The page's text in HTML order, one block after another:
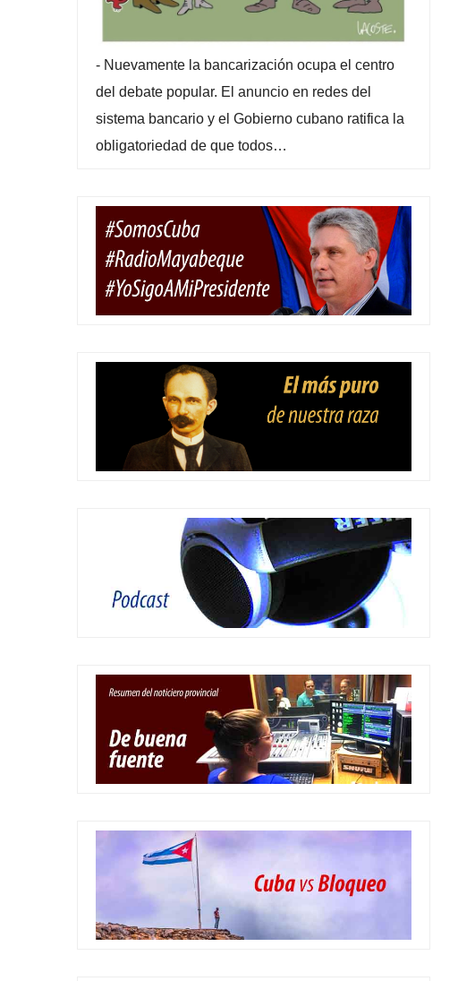
- Nuevamente la bancarización ocupa el centro
del debate popular. El anuncio en redes del
sistema bancario y el Gobierno cubano ratifica la
obligatoriedad de que todos…